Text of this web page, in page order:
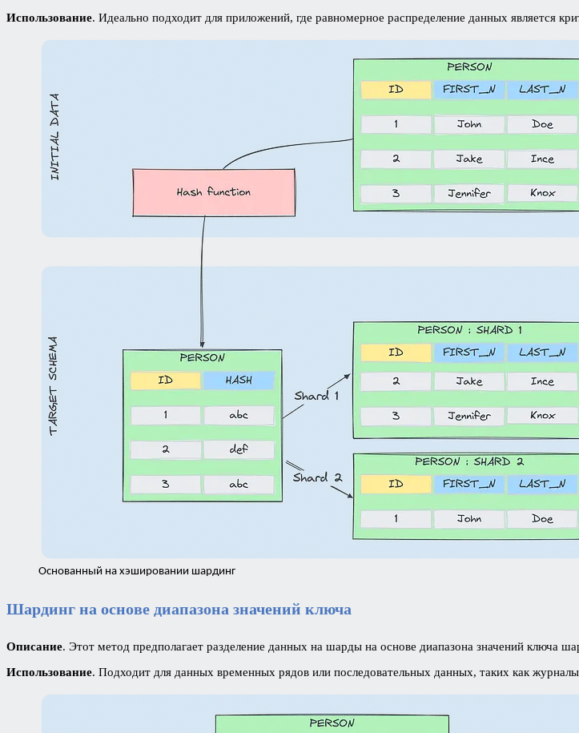
Использование. Идеально подходит для приложений, где равномерное распределение данных является
Основанный на хэшировании шардинг
Шардинг на основе диапазона значений ключа
Описание. Этот метод предполагает разделение данных на шарды на основе диапазона значений ключа
Использование. Подходит для данных временных рядов или последовательных данных, таких как